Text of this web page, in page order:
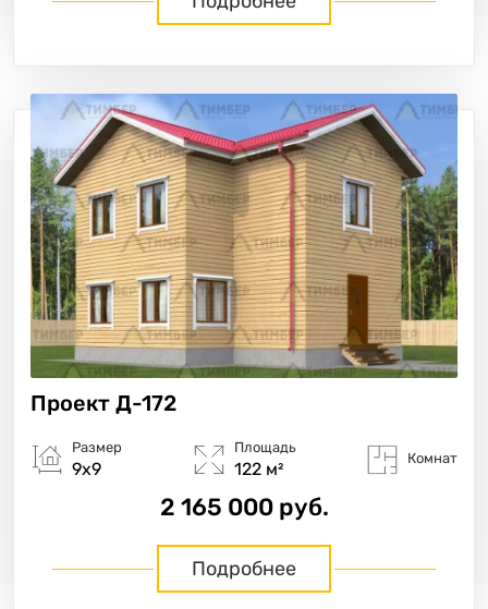
Проект Д-172
Размер
9х9
Площадь
122 м²
Комнат
2 165 000 руб.
Подробнее